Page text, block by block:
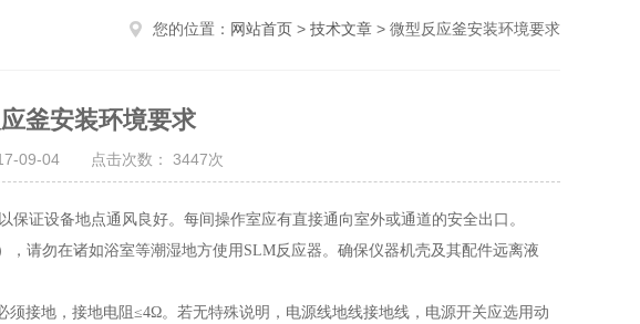
您的位置： 网站首页 > 技术文章 > 微型反应釜安装环境要求
釜安装环境要求
09-04 点击次数： 3447次
证设备地点通风良好。每间操作室应有直接通向室外或通道的安全出口。
，请勿在诸如浴室等潮湿地方使用SLM反应器。确保仪器机壳及其配件远离液
接地，接地电阻≤4Ω。若无特殊说明，电源线地线接地线，电源开关应选用动